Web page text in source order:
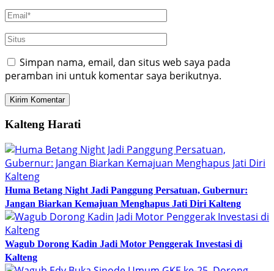
Simpan nama, email, dan situs web saya pada
peramban ini untuk komentar saya berikutnya.
Kalteng Harati
Huma Betang Night Jadi Panggung Persatuan, Gubernur:
Jangan Biarkan Kemajuan Menghapus Jati Diri Kalteng
Wagub Dorong Kadin Jadi Motor Penggerak Investasi di
Kalteng